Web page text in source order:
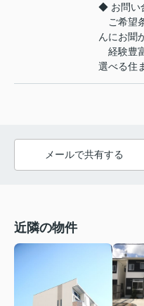
◆ お問い
ご希望
んにお聞
経験豊
選べる住
メールで共有する
近隣の物件